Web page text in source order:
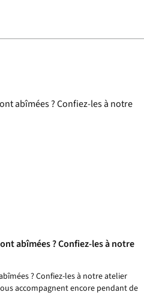
abîmées ? Confiez-les à notre
? Confiez-les à notre atelier
accompagnent encore pendant de